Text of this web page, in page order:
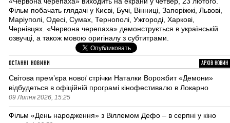
Фільм побачать глядачі у Києві, Бучі, Вінниці, Запоріжжі, Львові,
Маріуполі, Одесі, Сумах, Тернополі, Ужгороді, Харкові,
Чернівцях. «Червона черепаха» демонструється в українській
озвучці, а також мовою оригіналу з субтитрами.
ОСТАННІ НОВИНИ АРХІВ НОВИН
Світова премʼєра нової стрічки Наталки Ворожбит «Демони»
відбудеться в офіційній програмі кінофестивалю в Локарно
09 Липня 2026, 15:25
Фільм «День народження» з Віллемом Дефо – в серпні у кіно